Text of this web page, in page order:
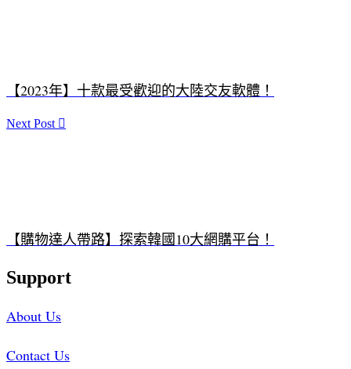
【2023年】十款最受歡迎的大陸交友軟體！
Next Post
【購物達人帶路】探索韓國10大網購平台！
Support
About Us
Contact Us